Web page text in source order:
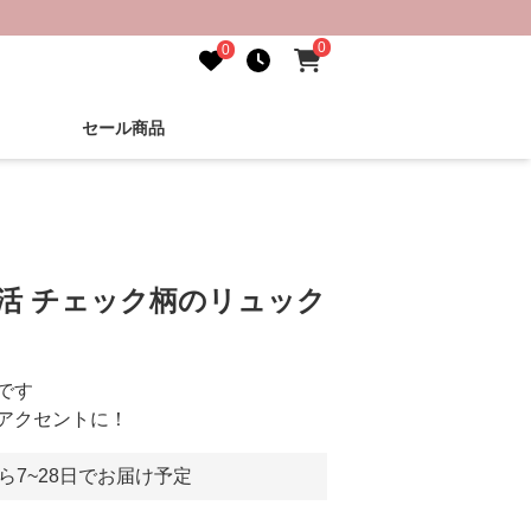
0 0
セール商品
チェック柄のリュック
す
クセントに！
7~28日でお届け予定